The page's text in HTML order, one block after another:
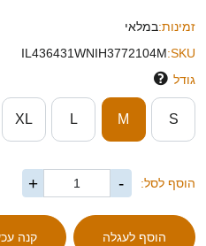
זמינות:במלאי
SKU:
IL436431WNIH3772104M
גודל
S
M
L
XL
הוסף לסל: -
+